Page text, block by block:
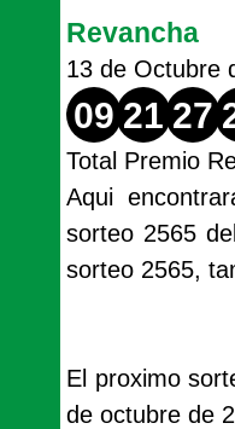
Revancha
13 de Octubre
09 21 27
Total Premio
Aqui
sorteo 2565
sorteo 2565,
El proximo
de octubre de